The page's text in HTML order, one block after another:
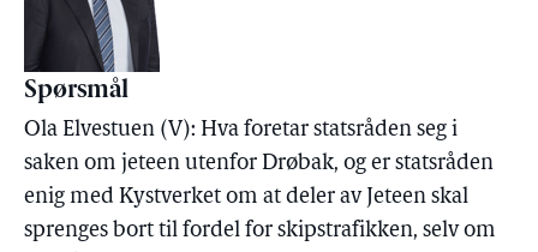
Spørsmål
Ola Elvestuen (V): Hva foretar statsråden seg i
saken om jeteen utenfor Drøbak, og er statsråden
enig med Kystverket om at deler av Jeteen skal
sprenges bort til fordel for skipstrafikken, selv om